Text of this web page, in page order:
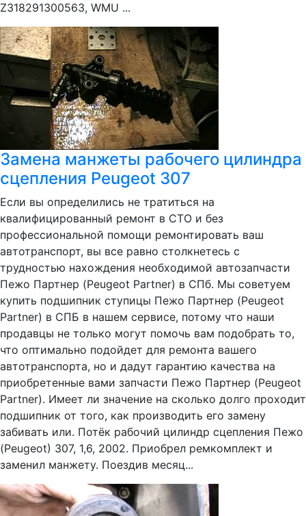
Z318291300563, WMU ...
Замена манжеты рабочего цилиндра
сцепления Peugeot 307
Если вы определились не тратиться на
квалифицированный ремонт в СТО и без
профессиональной помощи ремонтировать ваш
автотранспорт, вы все равно столкнетесь с
трудностью нахождения необходимой автозапчасти
Пежо Партнер (Peugeot Partner) в СПб. Мы советуем
купить подшипник ступицы Пежо Партнер (Peugeot
Partner) в СПБ в нашем сервисе, потому что наши
продавцы не только могут помочь вам подобрать то,
что оптимально подойдет для ремонта вашего
автотранспорта, но и дадут гарантию качества на
приобретенные вами запчасти Пежо Партнер (Peugeot
Partner). Имеет ли значение на сколько долго проходит
подшипник от того, как производить его замену
забивать или. Потёк рабочий цилиндр сцепления Пежо
(Peugeot) 307, 1,6, 2002. Приобрел ремкомплект и
заменил манжету. Поездив месяц...